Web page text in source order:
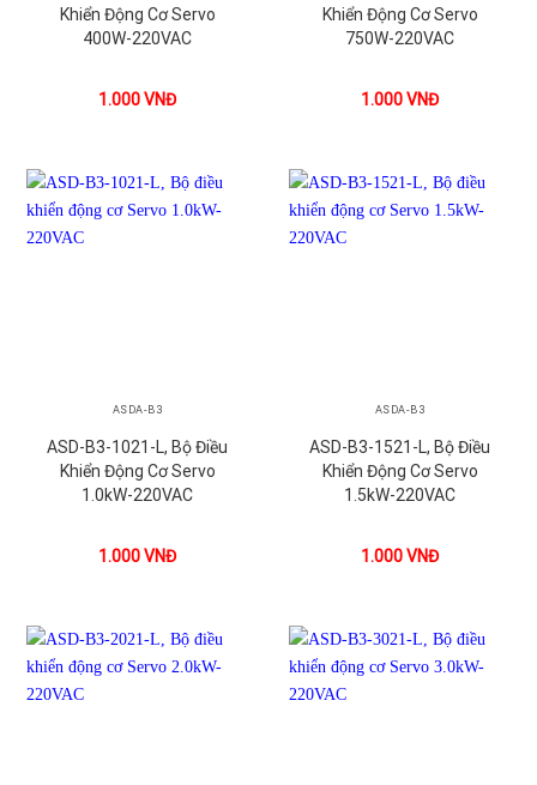
Khiển Động Cơ Servo
400W-220VAC
1.000VNĐ
Khiển Động Cơ Servo
750W-220VAC
1.000VNĐ
ASDA-B3
ASD-B3-1021-L, Bộ Điều
Khiển Động Cơ Servo
1.0kW-220VAC
1.000VNĐ
ASDA-B3
ASD-B3-1521-L, Bộ Điều
Khiển Động Cơ Servo
1.5kW-220VAC
1.000VNĐ